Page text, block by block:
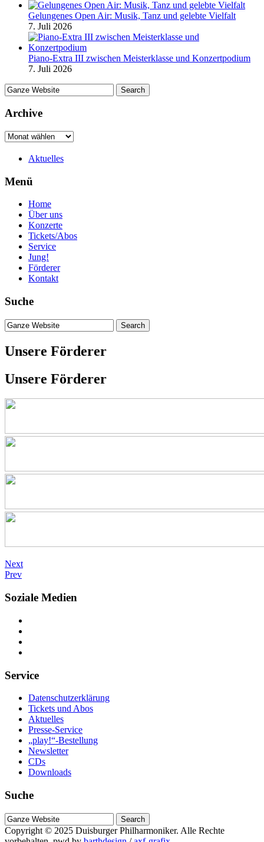
Gelungenes Open Air: Musik, Tanz und gelebte Vielfalt
7. Juli 2026
Piano-Extra III zwischen Meisterklasse und Konzertpodium
7. Juli 2026
Archive
Aktuelles
Menü
Home
Über uns
Konzerte
Tickets/Abos
Service
Jung!
Förderer
Kontakt
Suche
Unsere Förderer
Unsere Förderer
Next
Prev
Soziale Medien
Service
Datenschutzerklärung
Tickets und Abos
Aktuelles
Presse-Service
„play!“-Bestellung
Newsletter
CDs
Downloads
Suche
Suche
nach
Copyright © 2025 Duisburger Philharmoniker. Alle Rechte